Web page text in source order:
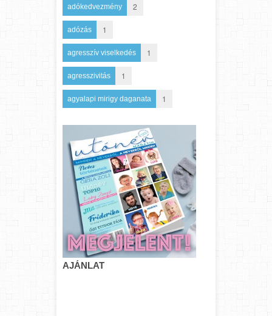
adókedvezmény 2
adózás 1
agresszív viselkedés 1
agresszivitás 1
agyalapi mirigy daganata 1
AJÁNLAT